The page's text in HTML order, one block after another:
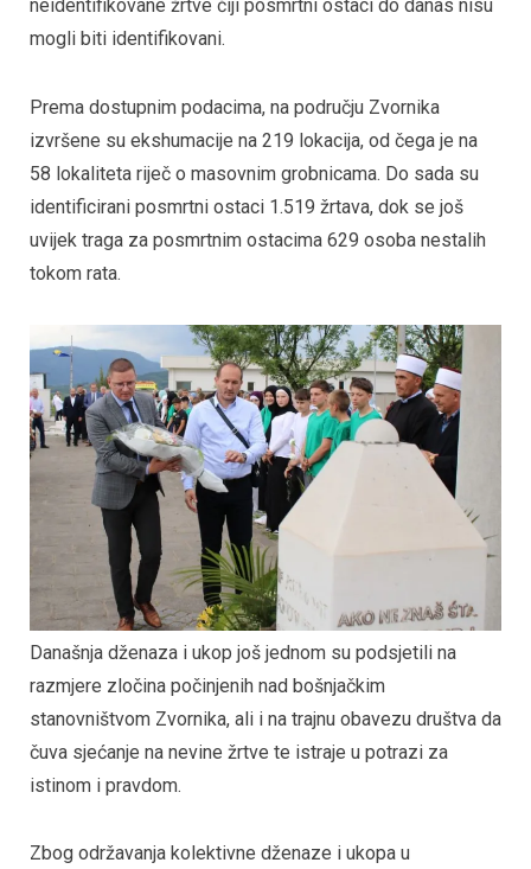
neidentifikovane žrtve čiji posmrtni ostaci do danas nisu
mogli biti identifikovani.
Prema dostupnim podacima, na području Zvornika
izvršene su ekshumacije na 219 lokacija, od čega je na
58 lokaliteta riječ o masovnim grobnicama. Do sada su
identificirani posmrtni ostaci 1.519 žrtava, dok se još
uvijek traga za posmrtnim ostacima 629 osoba nestalih
tokom rata.
Današnja dženaza i ukop još jednom su podsjetili na
razmjere zločina počinjenih nad bošnjačkim
stanovništvom Zvornika, ali i na trajnu obavezu društva da
čuva sjećanje na nevine žrtve te istraje u potrazi za
istinom i pravdom.
Zbog održavanja kolektivne dženaze i ukopa u